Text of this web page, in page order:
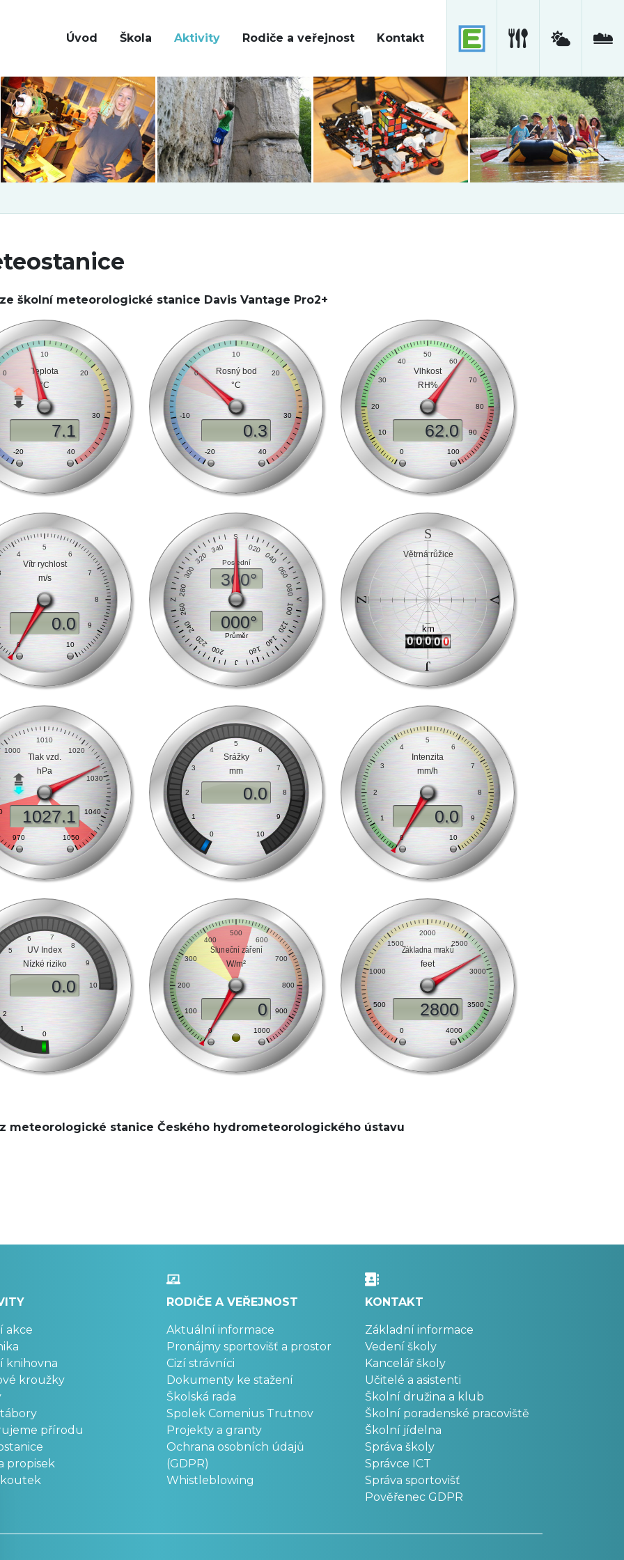
Úvod Škola Aktivity Rodiče a veřejnost Kontakt
školní meteorologické stanice Davis Vantage Pro2+
meteorologické stanice Českého hydrometeorologického ústavu
akce
knihovna
kroužky
přírodu
propisek
RODIČE A VEŘEJNOST
Aktuální informace
Pronájmy sportovišť a prostor
Cizí strávníci
Dokumenty ke stažení
Školská rada
Spolek Comenius Trutnov
Projekty a granty
Ochrana osobních údajů
(GDPR)
Whistleblowing
KONTAKT
Základní informace
Vedení školy
Kancelář školy
Učitelé a asistenti
Školní družina a klub
Školní poradenské pracoviště
Školní jídelna
Správa školy
Správce ICT
Správa sportovišť
Pověřenec GDPR